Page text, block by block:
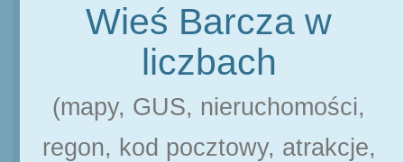
Wieś Barcza w
liczbach
(mapy, GUS, nieruchomości,
regon, kod pocztowy, atrakcje,